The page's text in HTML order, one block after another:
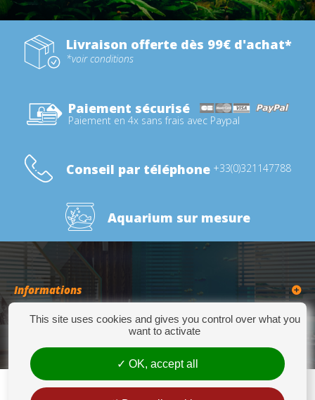
Livraison offerte dès 99€ d'achat*
*voir conditions
Paiement sécurisé
Paiement en 4x sans frais avec Paypal
Conseil par téléphone +33(0)321147788
Aquarium sur mesure
Informations
Catégories
This site uses cookies and gives you control over what you
want to activate
OK, accept all